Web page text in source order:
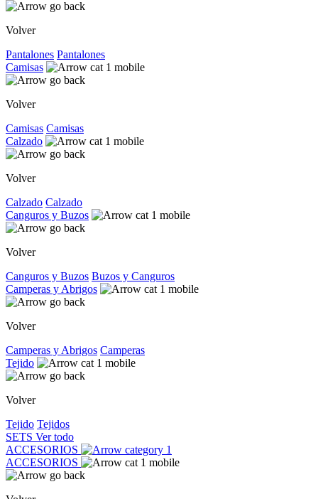
Volver
Pantalones Pantalones
Camisas
Volver
Camisas Camisas
Calzado
Volver
Calzado Calzado
Canguros y Buzos
Volver
Canguros y Buzos Buzos y Canguros
Camperas y Abrigos
Volver
Camperas y Abrigos Camperas
Tejido
Volver
Tejido Tejidos
SETS Ver todo
ACCESORIOS
ACCESORIOS